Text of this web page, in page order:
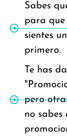
Sabes
para que
sientes
primero.
Te has
pero
no